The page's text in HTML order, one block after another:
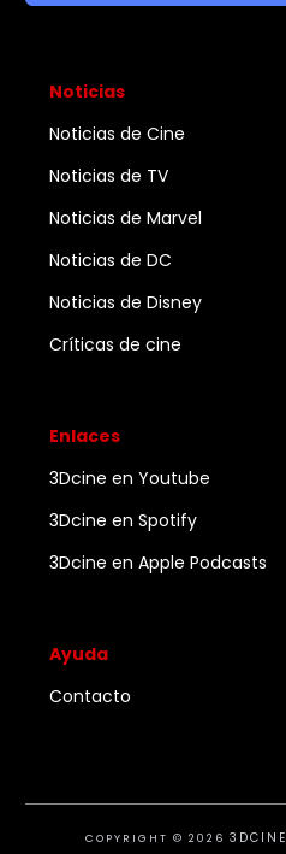
Noticias
Noticias de Cine
Noticias de TV
Noticias de Marvel
Noticias de DC
Noticias de Disney
Críticas de cine
Enlaces
3Dcine en Youtube
3Dcine en Spotify
3Dcine en Apple Podcasts
Ayuda
Contacto
COPYRIGHT © 2026 3DCINE